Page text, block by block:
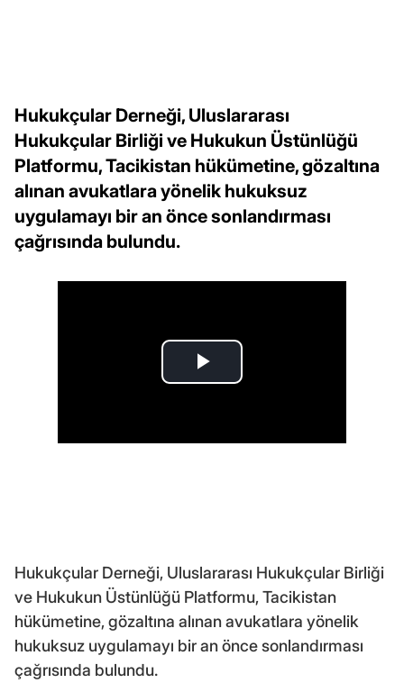
Hukukçular Derneği, Uluslararası
Hukukçular Birliği ve Hukukun Üstünlüğü
Platformu, Tacikistan hükümetine, gözaltına
alınan avukatlara yönelik hukuksuz
uygulamayı bir an önce sonlandırması
çağrısında bulundu.
Hukukçular Derneği, Uluslararası Hukukçular Birliği
ve Hukukun Üstünlüğü Platformu, Tacikistan
hükümetine, gözaltına alınan avukatlara yönelik
hukuksuz uygulamayı bir an önce sonlandırması
çağrısında bulundu.